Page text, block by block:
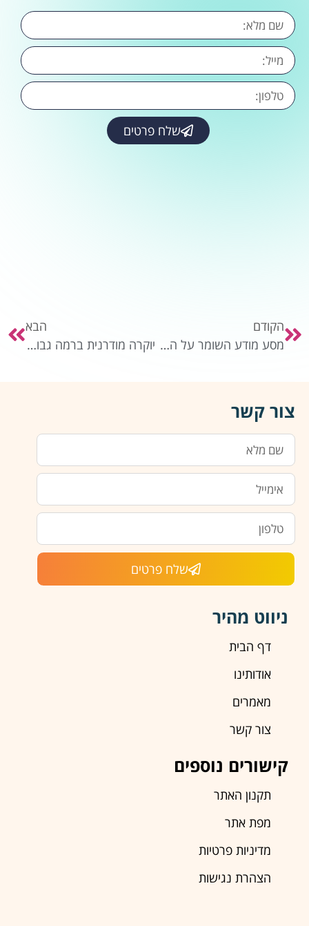
שלח פרטים
הקודם
מסע מודע השומר על הסביבה
הבא
יוקרה מודרנית ברמה גבוהה
צור קשר
שלח פרטים
ניווט מהיר
דף הבית
אודותינו
מאמרים
צור קשר
קישורים נוספים
תקנון האתר
מפת אתר
מדיניות פרטיות
הצהרת נגישות